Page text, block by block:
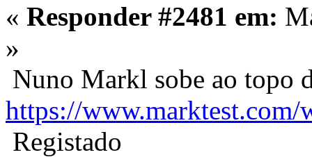
« Responder #2481 em:
»
Nuno Markl sobe ao topo
https://www.marktest.com/
Registado